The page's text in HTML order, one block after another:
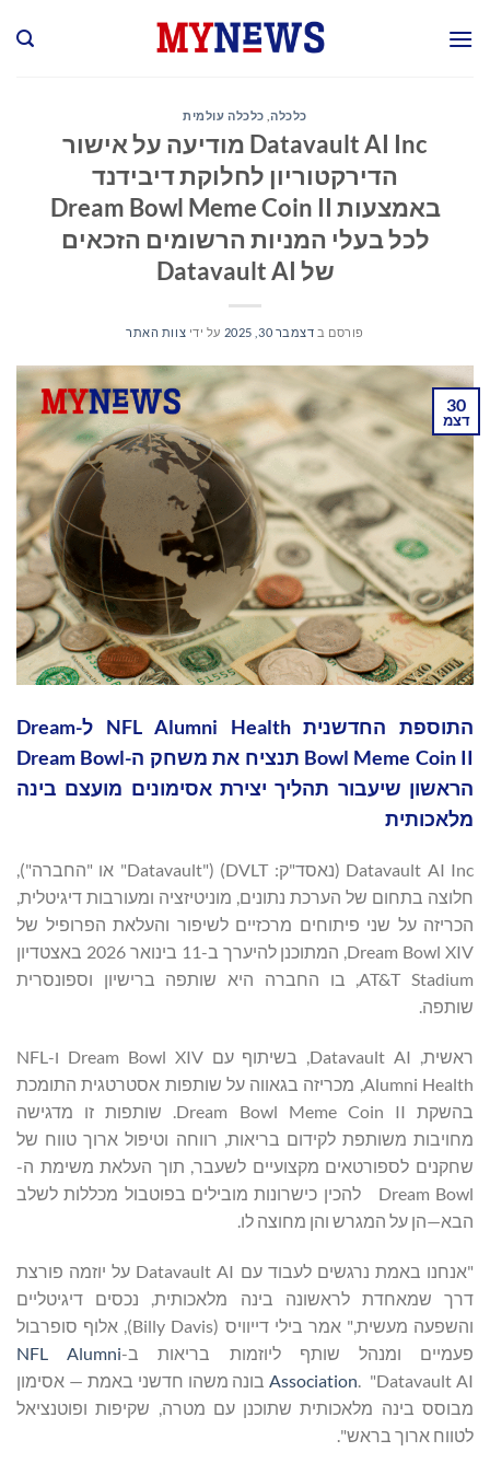
כלכלה, כלכלה עולמית
Datavault AI Inc מודיעה על אישור
הדירקטוריון לחלוקת דיבידנד
באמצעות Dream Bowl Meme Coin II
לכל בעלי המניות הרשומים הזכאים
של Datavault AI
פורסם ב דצמבר 30, 2025 על ידי צוות האתר
30
דצמ
התוספת החדשנית NFL Alumni Health ל-Dream
Bowl Meme Coin II תנציח את משחק ה-Dream Bowl
הראשון שיעבור תהליך יצירת אסימונים מועצם בינה
מלאכותית
Datavault AI Inc (נאסד"ק: DVLT) ("Datavault" או "החברה"),
חלוצה בתחום של הערכת נתונים, מוניטיזציה ומעורבות דיגיטלית,
הכריזה על שני פיתוחים מרכזיים לשיפור והעלאת הפרופיל של
Dream Bowl XIV, המתוכנן להיערך ב-11 בינואר 2026 באצטדיון
AT&T Stadium, בו החברה היא שותפה ברישיון וספונסרית
שותפה.
ראשית, Datavault AI, בשיתוף עם Dream Bowl XIV ו-NFL
Alumni Health, מכריזה בגאווה על שותפות אסטרטגית התומכת
בהשקת Dream Bowl Meme Coin II. שותפות זו מדגישה
מחויבות משותפת לקידום בריאות, רווחה וטיפול ארוך טווח של
שחקנים לספורטאים מקצועיים לשעבר, תוך העלאת משימת ה-
Dream Bowl להכין כישרונות מובילים בפוטבול מכללות לשלב
הבא—הן על המגרש והן מחוצה לו.
"אנחנו באמת נרגשים לעבוד עם Datavault AI על יוזמה פורצת
דרך שמאחדת לראשונה בינה מלאכותית, נכסים דיגיטליים
והשפעה מעשית," אמר בילי דייוויס (Billy Davis), אלוף סופרבול
פעמיים ומנהל שותף ליוזמות בריאות ב-NFL Alumni
Association. "Datavault AI בונה משהו חדשני באמת — אסימון
מבוסס בינה מלאכותית שתוכנן עם מטרה, שקיפות ופוטנציאל
לטווח ארוך בראש".